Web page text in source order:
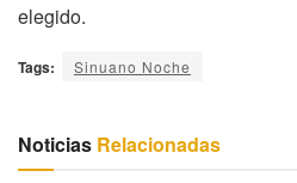
elegido.
Tags: Sinuano Noche
Noticias Relacionadas